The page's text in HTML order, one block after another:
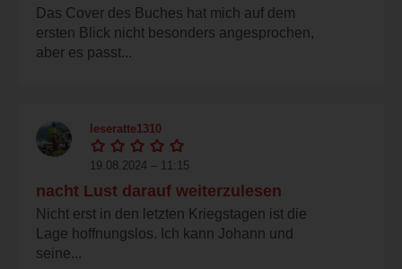
Das Cover des Buches hat mich auf dem
ersten Blick nicht besonders angesprochen,
aber es passt...
leseratte1310
19.08.2024 – 11:15
nacht Lust darauf weiterzulesen
Nicht erst in den letzten Kriegstagen ist die
Lage hoffnungslos. Ich kann Johann und
seine...